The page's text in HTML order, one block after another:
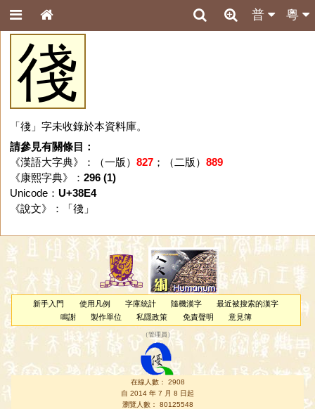
粵
普
㣤
「㣤」字未收錄於本資料庫。
請參見有關條目：
《漢語大字典》：（一版） 827；（二版） 889
《康熙字典》： 296 (1)
Unicode： U+38E4
《說文》：「 㣤」
新手入門 使用凡例 字庫統計 隨機漢字
最近被搜索的漢字
鳴謝
製作單位 私隱政策 免責聲明 意見簿
（管理員 ）
在線人數： 2908
自 2014 年 7 月 8 日起
瀏覽人數： 80125548